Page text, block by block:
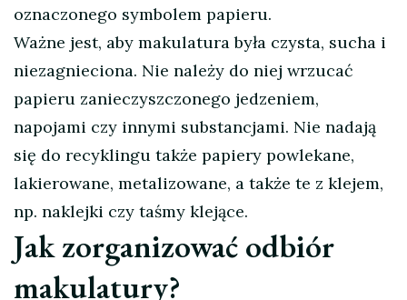
oznaczonego symbolem papieru.
Ważne jest, aby makulatura była czysta, sucha i
niezagnieciona. Nie należy do niej wrzucać
papieru zanieczyszczonego jedzeniem,
napojami czy innymi substancjami. Nie nadają
się do recyklingu także papiery powlekane,
lakierowane, metalizowane, a także te z klejem,
np. naklejki czy taśmy klejące.
Jak zorganizować odbiór
makulatury?